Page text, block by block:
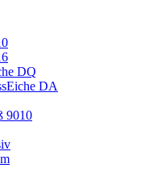
DQ
DA
9010